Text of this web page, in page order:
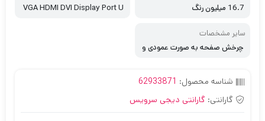
16.7 میلیون رنگ
VGA HDMI DVI Display Port U
سایر مشخصات
چرخش صفحه به صورت عمودی و
شناسه محصول: 62933871
گارانتی: گارانتی دیجی سرویس